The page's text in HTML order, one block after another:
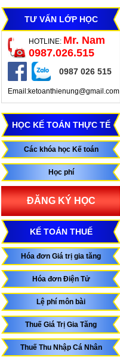
TƯ VẤN LỚP HỌC
HOTLINE: Mr. Nam
0987.026.515
0987 026 515
Email:ketoanthienung@gmail.com
HỌC KẾ TOÁN THỰC TẾ
Các khóa học Kế toán
Học phí
ĐĂNG KÝ HỌC
KẾ TOÁN THUẾ
Hóa đơn Giá trị gia tăng
Hóa đơn Điện Tử
Lệ phí môn bài
Thuế Giá Trị Gia Tăng
Thuế Thu Nhập Cá Nhân